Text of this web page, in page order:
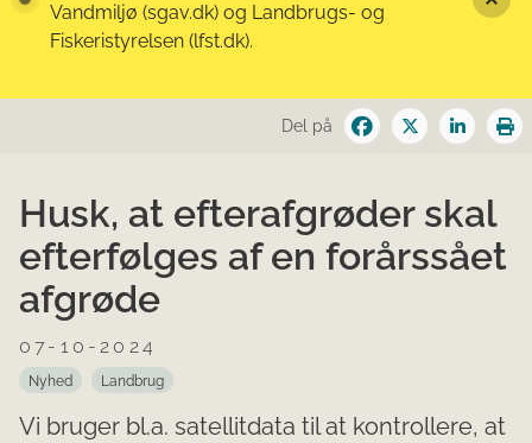
Vandmiljø (sgav.dk) og Landbrugs- og
Fiskeristyrelsen (lfst.dk).
Del på
Husk, at efterafgrøder skal
efterfølges af en forårssået
afgrøde
07-10-2024
Nyhed Landbrug
Vi bruger bl.a. satellitdata til at kontrollere, at